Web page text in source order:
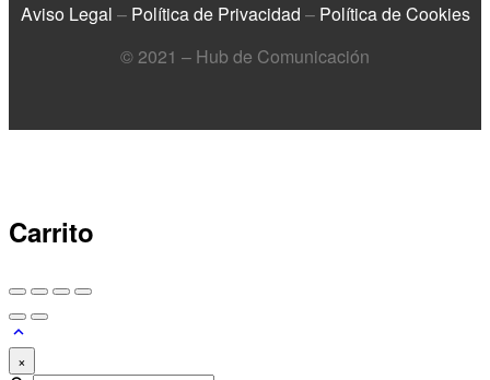
Aviso Legal – Política de Privacidad – Política de Cookies
© 2021 – Hub de Comunicación
Carrito
×